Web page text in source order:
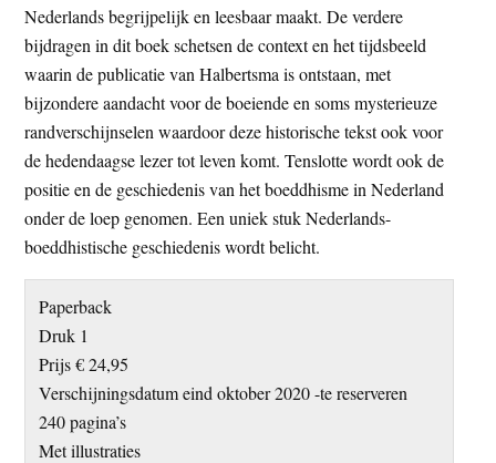
Nederlands begrijpelijk en leesbaar maakt. De verdere
bijdragen in dit boek schetsen de context en het tijdsbeeld
waarin de publicatie van Halbertsma is ontstaan, met
bijzondere aandacht voor de boeiende en soms mysterieuze
randverschijnselen waardoor deze historische tekst ook voor
de hedendaagse lezer tot leven komt. Tenslotte wordt ook de
positie en de geschiedenis van het boeddhisme in Nederland
onder de loep genomen. Een uniek stuk Nederlands-
boeddhistische geschiedenis wordt belicht.
Paperback
Druk 1
Prijs € 24,95
Verschijningsdatum eind oktober 2020 -te reserveren
240 pagina’s
Met illustraties